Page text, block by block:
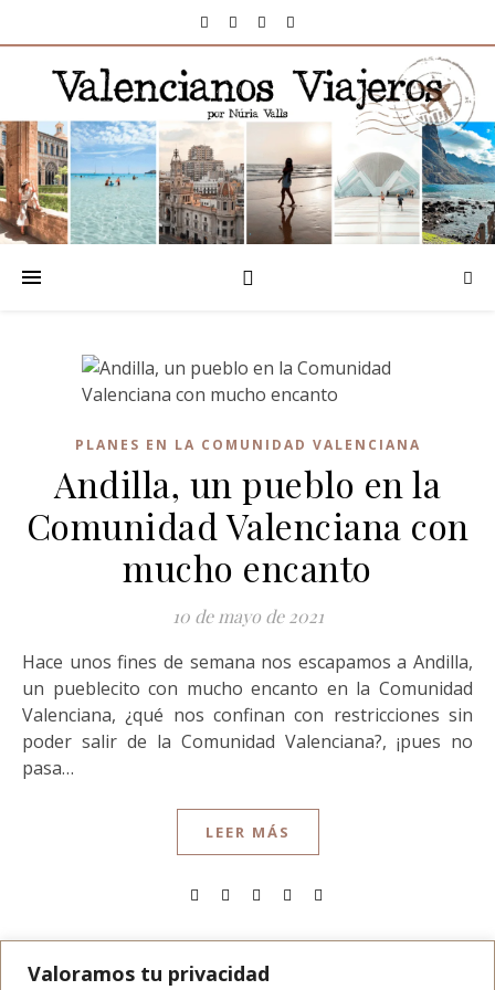
Valoramos tu privacidad
PLANES EN LA COMUNIDAD VALENCIANA
Andilla, un pueblo en la
Comunidad Valenciana con
mucho encanto
10 de mayo de 2021
Hace unos fines de semana nos escapamos a Andilla,
un pueblecito con mucho encanto en la Comunidad
Valenciana, ¿qué nos confinan con restricciones sin
poder salir de la Comunidad Valenciana?, ¡pues no
pasa…
LEER MÁS